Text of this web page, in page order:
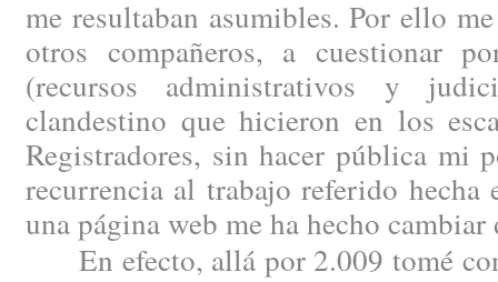
me resultaban asumibles. Por ello
otros compañeros, a cuestionar
(recursos administrativos y
clandestino que hicieron en los
Registradores, sin hacer pública mi
recurrencia al trabajo referido hecha
una página web me ha hecho
En efecto, allá por 2.009 tomé